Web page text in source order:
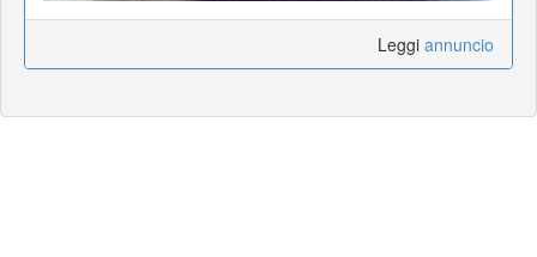
Leggi annuncio